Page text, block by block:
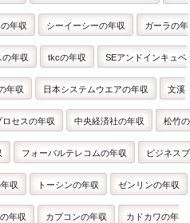
年収 シーイーシーの年収 ガーラの年
の年収 tkcの年収 SEアンドインキュベ
年収 日本システムウエアの年収 文溪
ロセスの年収 中央経済社の年収 松竹の
フォーバルテレコムの年収 ビジネスブ
収 トーシンの年収 ゼンリンの年収
年収 カプコンの年収 カドカワの年